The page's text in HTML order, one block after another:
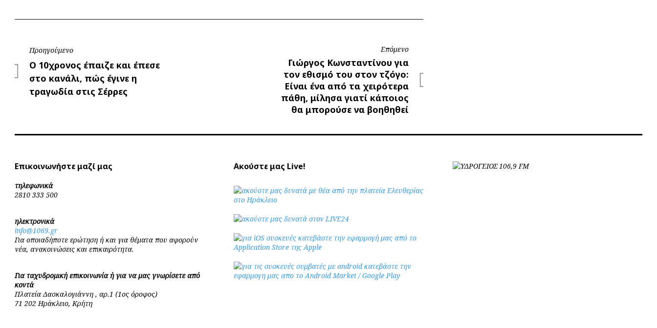
Πλοήγηση
άρθρων
Προηγούμενο
Προηγούμενο
Ο 10χρονος έπαιζε και έπεσε
στο κανάλι, πώς έγινε η
τραγωδία στις Σέρρες
Επόμενο
Επόμενο
Γιώργος Κωνσταντίνου για
τον εθισμό του στον τζόγο:
Είναι ένα από τα χειρότερα
πάθη, μίλησα γιατί κάποιος
θα μπορούσε να βοηθηθεί
Επικοινωνήστε μαζί μας
τηλεφωνικά
2810 333 500
ηλεκτρονικά
info@1069.gr
Για οποιαδήποτε ερώτηση ή και για θέματα που αφορούν
νέα, ανακοινώσεις και επικαιρότητα.
Για ταχυδρομική επικοινωνία ή για να μας γνωρίσετε από
κοντά
Πλατεία Δασκαλογιάννη , αρ.1 (1ος όροφος)
71 202 Ηράκλειο, Κρήτη
Ακούστε μας Live!